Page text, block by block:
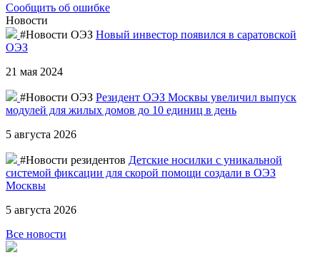
Сообщить об ошибке
Новости
#Новости ОЭЗ Новый инвестор появился в саратовской
ОЭЗ
21 мая 2024
#Новости ОЭЗ Резидент ОЭЗ Москвы увеличил выпуск
модулей для жилых домов до 10 единиц в день
5 августа 2026
#Новости резидентов Детские носилки с уникальной
системой фиксации для скорой помощи создали в ОЭЗ
Москвы
5 августа 2026
Все новости